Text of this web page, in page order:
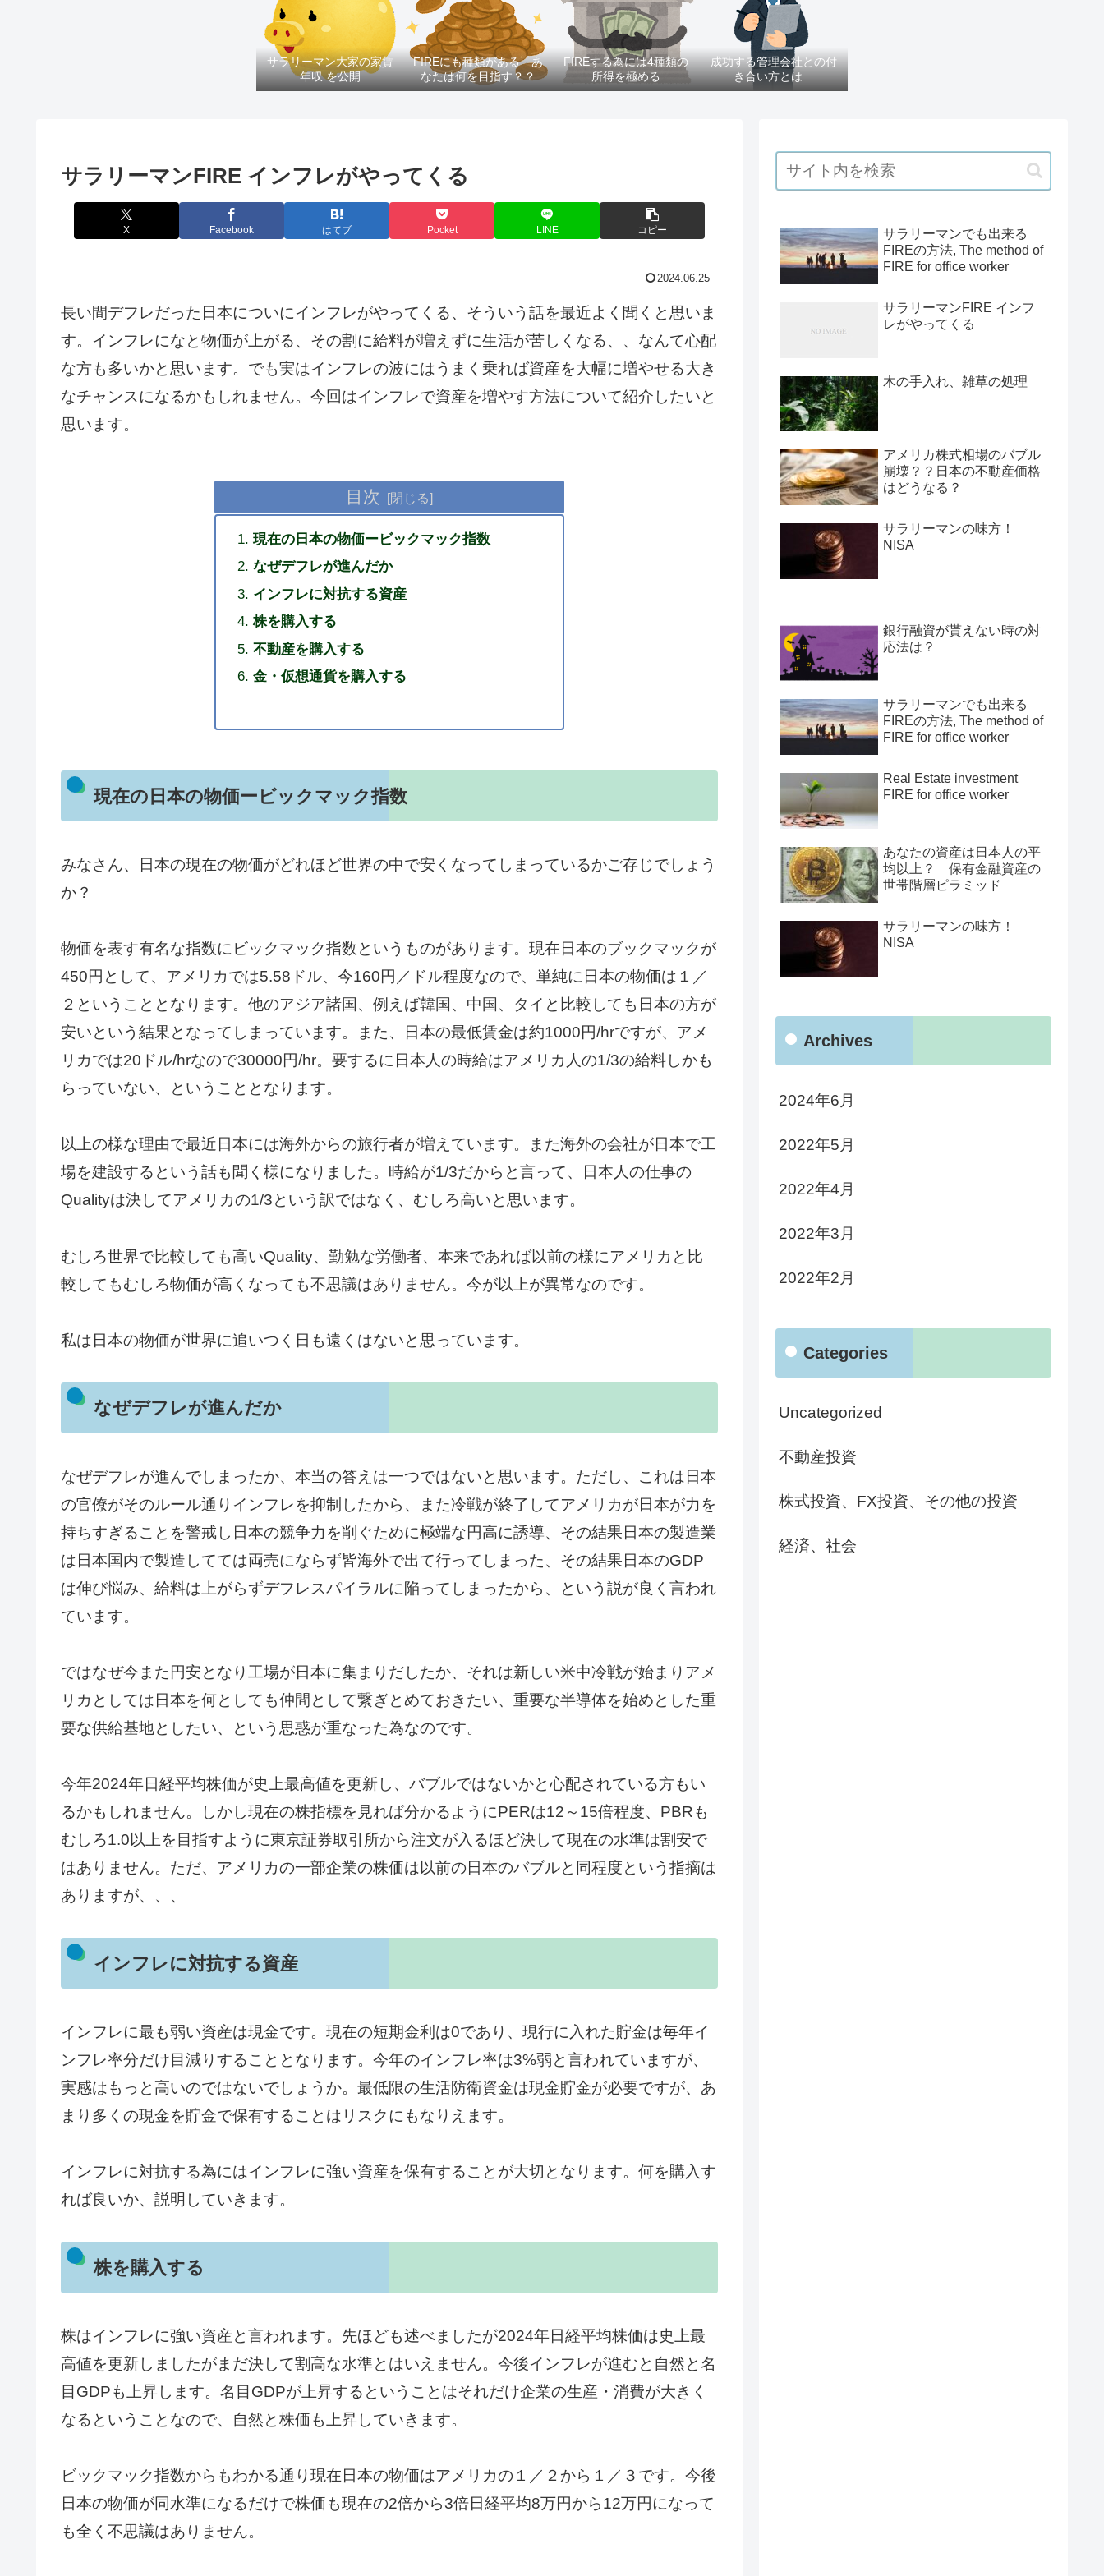
サラリーマン大家の家賃
年収 を公開
FIREにも種類がある あ
なたは何を目指す？？
FIREする為には4種類の
所得を極める
成功する管理会社との付
き合い方とは
サラリーマンFIRE インフレがやってくる
X Facebook はてブ Pocket LINE コピー
2024.06.25
長い間デフレだった日本についにインフレがやってくる、そういう話を最近よく聞くと思いま
す。インフレになと物価が上がる、その割に給料が増えずに生活が苦しくなる、、なんて心配
な方も多いかと思います。でも実はインフレの波にはうまく乗れば資産を大幅に増やせる大き
なチャンスになるかもしれません。今回はインフレで資産を増やす方法について紹介したいと
思います。
目次
現在の日本の物価ービックマック指数
なぜデフレが進んだか
インフレに対抗する資産
株を購入する
不動産を購入する
金・仮想通貨を購入する
現在の日本の物価ービックマック指数
みなさん、日本の現在の物価がどれほど世界の中で安くなってしまっているかご存じでしょう
か？
物価を表す有名な指数にビックマック指数というものがあります。現在日本のブックマックが
450円として、アメリカでは5.58ドル、今160円／ドル程度なので、単純に日本の物価は１／
２ということとなります。他のアジア諸国、例えば韓国、中国、タイと比較しても日本の方が
安いという結果となってしまっています。また、日本の最低賃金は約1000円/hrですが、アメ
リカでは20ドル/hrなので30000円/hr。要するに日本人の時給はアメリカ人の1/3の給料しかも
らっていない、ということとなります。
以上の様な理由で最近日本には海外からの旅行者が増えています。また海外の会社が日本で工
場を建設するという話も聞く様になりました。時給が1/3だからと言って、日本人の仕事の
Qualityは決してアメリカの1/3という訳ではなく、むしろ高いと思います。
むしろ世界で比較しても高いQuality、勤勉な労働者、本来であれば以前の様にアメリカと比
較してもむしろ物価が高くなっても不思議はありません。今が以上が異常なのです。
私は日本の物価が世界に追いつく日も遠くはないと思っています。
なぜデフレが進んだか
なぜデフレが進んでしまったか、本当の答えは一つではないと思います。ただし、これは日本
の官僚がそのルール通りインフレを抑制したから、また冷戦が終了してアメリカが日本が力を
持ちすぎることを警戒し日本の競争力を削ぐために極端な円高に誘導、その結果日本の製造業
は日本国内で製造してては両売にならず皆海外で出て行ってしまった、その結果日本のGDP
は伸び悩み、給料は上がらずデフレスパイラルに陥ってしまったから、という説が良く言われ
ています。
ではなぜ今また円安となり工場が日本に集まりだしたか、それは新しい米中冷戦が始まりアメ
リカとしては日本を何としても仲間として繋ぎとめておきたい、重要な半導体を始めとした重
要な供給基地としたい、という思惑が重なった為なのです。
今年2024年日経平均株価が史上最高値を更新し、バブルではないかと心配されている方もい
るかもしれません。しかし現在の株指標を見れば分かるようにPERは12～15倍程度、PBRも
むしろ1.0以上を目指すように東京証券取引所から注文が入るほど決して現在の水準は割安で
はありません。ただ、アメリカの一部企業の株価は以前の日本のバブルと同程度という指摘は
ありますが、、、
インフレに対抗する資産
インフレに最も弱い資産は現金です。現在の短期金利は0であり、現行に入れた貯金は毎年イ
ンフレ率分だけ目減りすることとなります。今年のインフレ率は3%弱と言われていますが、
実感はもっと高いのではないでしょうか。最低限の生活防衛資金は現金貯金が必要ですが、あ
まり多くの現金を貯金で保有することはリスクにもなりえます。
インフレに対抗する為にはインフレに強い資産を保有することが大切となります。何を購入す
れば良いか、説明していきます。
株を購入する
株はインフレに強い資産と言われます。先ほども述べましたが2024年日経平均株価は史上最
高値を更新しましたがまだ決して割高な水準とはいえません。今後インフレが進むと自然と名
目GDPも上昇します。名目GDPが上昇するということはそれだけ企業の生産・消費が大きく
なるということなので、自然と株価も上昇していきます。
ビックマック指数からもわかる通り現在日本の物価はアメリカの１／２から１／３です。今後
日本の物価が同水準になるだけで株価も現在の2倍から3倍日経平均8万円から12万円になって
も全く不思議はありません。
サラリーマンでも出来る
FIREの方法, The method of
FIRE for office worker
サラリーマンFIRE インフ
レがやってくる
木の手入れ、雑草の処理
アメリカ株式相場のバブル
崩壊？？日本の不動産価格
はどうなる？
サラリーマンの味方！
NISA
銀行融資が貰えない時の対
応法は？
サラリーマンでも出来る
FIREの方法, The method of
FIRE for office worker
Real Estate investment
FIRE for office worker
あなたの資産は日本人の平
均以上？ 保有金融資産の
世帯階層ピラミッド
サラリーマンの味方！
NISA
Archives
2024年6月
2022年5月
2022年4月
2022年3月
2022年2月
Categories
Uncategorized
不動産投資
株式投資、FX投資、その他の投資
経済、社会